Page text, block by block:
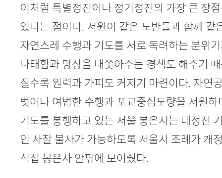
이처럼 특별정진이나 정기정진의 가장 큰 장
있다는 점이다. 서원이 같은 도반들과 함께 같
자연스레 수행과 기도를 서로 독려하는 분위
나태함과 망상을 내쫓아주는 경책도 해주기
질수록 원력과 가피도 커지기 마련이다. 자연
벗어나 여법한 수행과 포교중심도량을 서원
기도를 봉행하고 있는 서울 봉은사는 대정진
인 사찰 불사가 가능하도록 서울시 조례가 개
직접 봉은사 안팎에 보여줬다.